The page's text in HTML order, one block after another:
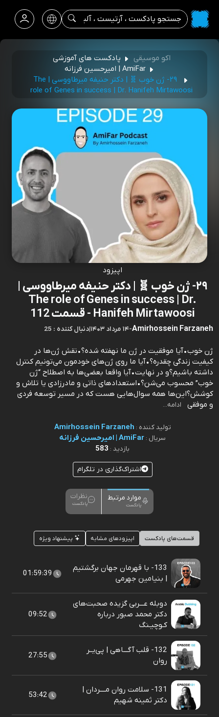
اکو موسیقی
پادکست های آموزشی
AmiFar | امیرحسین فرزانه
۲۹- ژن خوب 🧬 | دکتر حنیفه میرطاووسی | The
role of Genes in success | Dr. Hanifeh Mirtawoosi
اپیزود
۲۹- ژن خوب 🧬 | دکتر حنیفه میرطاووسی |
The role of Genes in success | Dr.
Hanifeh Mirtawoosi - قسمت 112
Amirhossein Farzaneh
-۱۴ مرداد ۱۴۰۳ |25 : دنبال کننده
ژن خوب•آیا موفقیت در ژن ما نهفته شده؟•نقش ژن‌ها در
کیفیت زندگی چقدره؟•آیا ما روی ژن‌های خودمون می‌تونیم کنترل
داشته باشیم؟و در نهایت•آیا واقعا بعضی‌ها به اصطلاح “ژن
خوب” محسوب می‌شن؟•استعدادهای ذاتی و مادرزادی یا تلاش و
‌کوشش؟این‌ها همه سوال‌هایی هست که در مسیر توسعه فردی
و موفقی
ادامه...
تولید کننده : Amirhossein Farzaneh
سریال : AmiFar | امیرحسین فرزانه
بازدید : 583
اشتراک‌گذاری در تلگرام
موارد مرتبط
پادکست
نظرات
پادکست
قسمت‌های پادکست اپیزودهای مشابه پیشنهاد ویژه
133- با قهرمان جهان برگشتیم
| بنیامین جهرمی
01:59:39
دوبله عـــربی گزیده صحبت‌های
دکتر محمد صبور درباره
کـوچیـنگ
09:52
132- قلب آگـــاهی | پی‌یــر
روان
27:55
131- سلامت روان مــــردان |
دکتر ثمینه شهیم
53:42